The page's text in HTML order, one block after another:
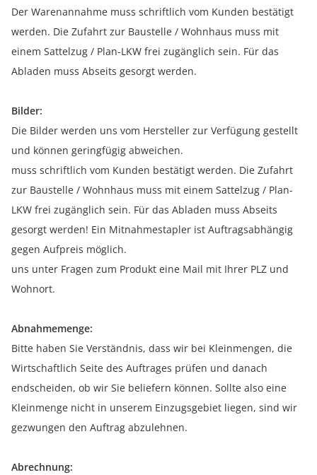
Der Warenannahme muss schriftlich vom Kunden bestätigt
werden. Die Zufahrt zur Baustelle / Wohnhaus muss mit
einem Sattelzug / Plan-LKW frei zugänglich sein. Für das
Abladen muss Abseits gesorgt werden.
Bilder:
Die Bilder werden uns vom Hersteller zur Verfügung gestellt
und können geringfügig abweichen.
muss schriftlich vom Kunden bestätigt werden. Die Zufahrt
zur Baustelle / Wohnhaus muss mit einem Sattelzug / Plan-
LKW frei zugänglich sein. Für das Abladen muss Abseits
gesorgt werden! Ein Mitnahmestapler ist Auftragsabhängig
gegen Aufpreis möglich.
uns unter Fragen zum Produkt eine Mail mit Ihrer PLZ und
Wohnort.
Abnahmemenge:
Bitte haben Sie Verständnis, dass wir bei Kleinmengen, die
Wirtschaftlich Seite des Auftrages prüfen und danach
endscheiden, ob wir Sie beliefern können. Sollte also eine
Kleinmenge nicht in unserem Einzugsgebiet liegen, sind wir
gezwungen den Auftrag abzulehnen.
Abrechnung: